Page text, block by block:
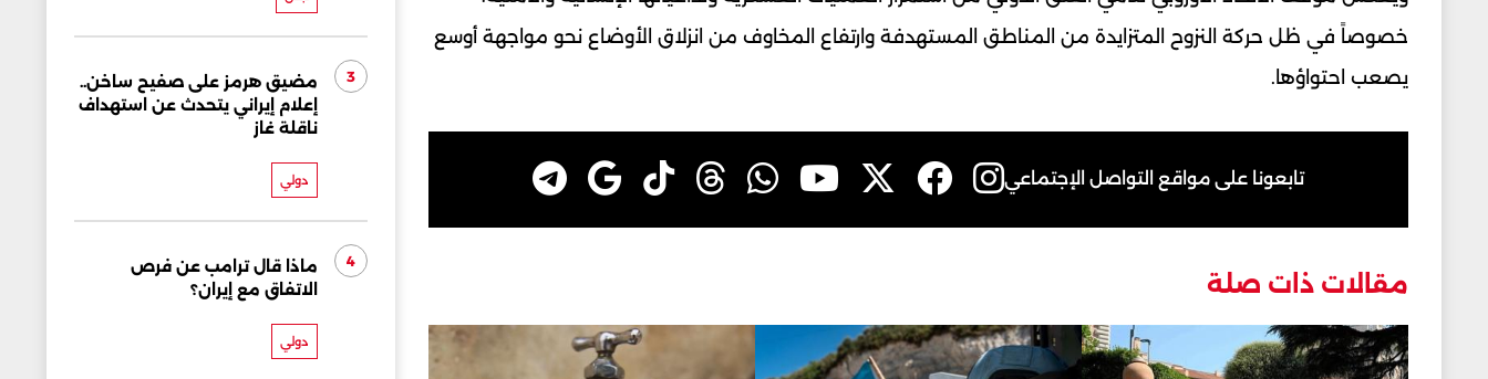
خصوصاً في ظل حركة النزوح المتزايدة من المناطق المستهدفة وارتفاع المخاوف من انزلاق الأوضاع نحو مواجهة أوسع
يصعب احتواؤها.
تابعونا على مواقع التواصل الإجتماعي
مقالات ذات صلة
3
مضيق هرمز على صفيح ساخن..
إعلام إيراني يتحدث عن استهداف
ناقلة غاز
دولي
4
ماذا قال ترامب عن فرص
الاتفاق مع إيران؟
دولي